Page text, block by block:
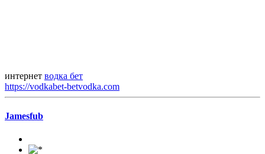
интернет водка бет
https://vodkabet-betvodka.com
Jamesfub